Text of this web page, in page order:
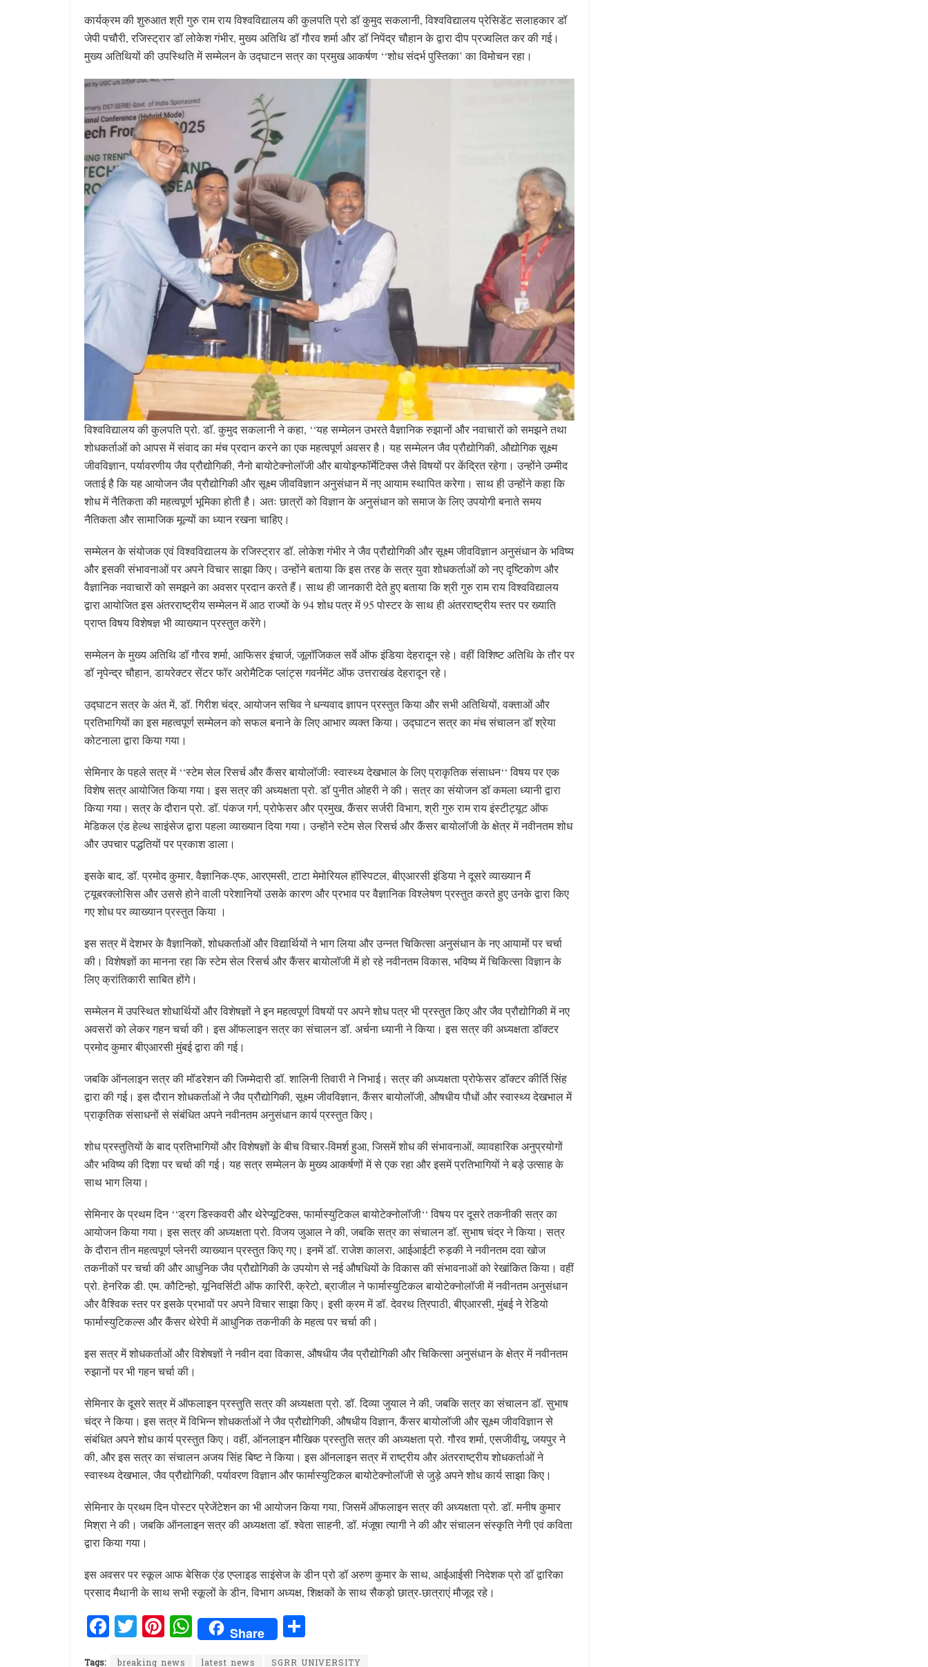
कार्यक्रम की शुरुआत श्री गुरु राम राय विश्वविद्यालय की कुलपति प्रो डॉ कुमुद सकलानी, विश्वविद्यालय प्रेसिडेंट सलाहकार डॉ
जेपी पचौरी, रजिस्ट्रार डॉ लोकेश गंभीर, मुख्य अतिथि डॉ गौरव शर्मा और डॉ निपेंद्र चौहान के द्वारा दीप प्रज्वलित कर की गई।
मुख्य अतिथियों की उपस्थिति में सम्मेलन के उद्घाटन सत्र का प्रमुख आकर्षण ‘‘शोध संदर्भ पुस्तिका’ का विमोचन रहा।
विश्वविद्यालय की कुलपति प्रो. डाॅ. कुमुद सकलानी ने कहा, ‘‘यह सम्मेलन उभरते वैज्ञानिक रुझानों और नवाचारों को समझने तथा
शोधकर्ताओं को आपस में संवाद का मंच प्रदान करने का एक महत्वपूर्ण अवसर है। यह सम्मेलन जैव प्रौद्योगिकी, औद्योगिक सूक्ष्म
जीवविज्ञान, पर्यावरणीय जैव प्रौद्योगिकी, नैनो बायोटेक्नोलॉजी और बायोइन्फॉर्मेटिक्स जैसे विषयों पर केंद्रित रहेगा। उन्होंने उम्मीद
जताई है कि यह आयोजन जैव प्रौद्योगिकी और सूक्ष्म जीवविज्ञान अनुसंधान में नए आयाम स्थापित करेगा। साथ ही उन्होंने कहा कि
शोध में नैतिकता की महत्वपूर्ण भूमिका होती है। अतः छात्रों को विज्ञान के अनुसंधान को समाज के लिए उपयोगी बनाते समय
नैतिकता और सामाजिक मूल्यों का ध्यान रखना चाहिए।
सम्मेलन के संयोजक एवं विश्वविद्यालय के रजिस्ट्रार डॉ. लोकेश गंभीर ने जैव प्रौद्योगिकी और सूक्ष्म जीवविज्ञान अनुसंधान के भविष्य
और इसकी संभावनाओं पर अपने विचार साझा किए। उन्होंने बताया कि इस तरह के सत्र युवा शोधकर्ताओं को नए दृष्टिकोण और
वैज्ञानिक नवाचारों को समझने का अवसर प्रदान करते हैं। साथ ही जानकारी देते हुए बताया कि श्री गुरु राम राय विश्वविद्यालय
द्वारा आयोजित इस अंतरराष्ट्रीय सम्मेलन में आठ राज्यों के 94 शोध पत्र में 95 पोस्टर के साथ ही अंतरराष्ट्रीय स्तर पर ख्याति
प्राप्त विषय विशेषज्ञ भी व्याख्यान प्रस्तुत करेंगे।
सम्मेलन के मुख्य अतिथि डॉ गौरव शर्मा, आफिसर इंचार्ज, जूलॉजिकल सर्वे ऑफ इंडिया देहरादून रहे। वहीं विशिष्ट अतिथि के तौर पर
डॉ नृपेन्द्र चौहान, डायरेक्टर सेंटर फॉर अरोमैटिक प्लांट्स गवर्नमेंट ऑफ उत्तराखंड देहरादून रहे।
उद्घाटन सत्र के अंत में, डॉ. गिरीश चंद्र, आयोजन सचिव ने धन्यवाद ज्ञापन प्रस्तुत किया और सभी अतिथियों, वक्ताओं और
प्रतिभागियों का इस महत्वपूर्ण सम्मेलन को सफल बनाने के लिए आभार व्यक्त किया। उद्घाटन सत्र का मंच संचालन डॉ श्रेया
कोटनाला द्वारा किया गया।
सेमिनार के पहले सत्र में ‘‘स्टेम सेल रिसर्च और कैंसर बायोलॉजीः स्वास्थ्य देखभाल के लिए प्राकृतिक संसाधन‘‘ विषय पर एक
विशेष सत्र आयोजित किया गया। इस सत्र की अध्यक्षता प्रो. डॉ पुनीत ओहरी ने की। सत्र का संयोजन डॉ कमला ध्यानी द्वारा
किया गया। सत्र के दौरान प्रो. डॉ. पंकज गर्ग, प्रोफेसर और प्रमुख, कैंसर सर्जरी विभाग, श्री गुरु राम राय इंस्टीट्यूट ऑफ
मेडिकल एंड हेल्थ साइंसेज द्वारा पहला व्याख्यान दिया गया। उन्होंने स्टेम सेल रिसर्च और कैंसर बायोलॉजी के क्षेत्र में नवीनतम शोध
और उपचार पद्धतियों पर प्रकाश डाला।
इसके बाद, डॉ. प्रमोद कुमार, वैज्ञानिक-एफ, आरएमसी, टाटा मेमोरियल हॉस्पिटल, बीएआरसी इंडिया ने दूसरे व्याख्यान मैं
ट्यूबरक्लोसिस और उससे होने वाली परेशानियों उसके कारण और प्रभाव पर वैज्ञानिक विश्लेषण प्रस्तुत करते हुए उनके द्वारा किए
गए शोध पर व्याख्यान प्रस्तुत किया ।
इस सत्र में देशभर के वैज्ञानिकों, शोधकर्ताओं और विद्यार्थियों ने भाग लिया और उन्नत चिकित्सा अनुसंधान के नए आयामों पर चर्चा
की। विशेषज्ञों का मानना रहा कि स्टेम सेल रिसर्च और कैंसर बायोलॉजी में हो रहे नवीनतम विकास, भविष्य में चिकित्सा विज्ञान के
लिए क्रांतिकारी साबित होंगे।
सम्मेलन में उपस्थित शोधार्थियों और विशेषज्ञों ने इन महत्वपूर्ण विषयों पर अपने शोध पत्र भी प्रस्तुत किए और जैव प्रौद्योगिकी में नए
अवसरों को लेकर गहन चर्चा की। इस ऑफलाइन सत्र का संचालन डॉ. अर्चना ध्यानी ने किया। इस सत्र की अध्यक्षता डॉक्टर
प्रमोद कुमार बीएआरसी मुंबई द्वारा की गई।
जबकि ऑनलाइन सत्र की मॉडरेशन की जिम्मेदारी डॉ. शालिनी तिवारी ने निभाई। सत्र की अध्यक्षता प्रोफेसर डॉक्टर कीर्ति सिंह
द्वारा की गई। इस दौरान शोधकर्ताओं ने जैव प्रौद्योगिकी, सूक्ष्म जीवविज्ञान, कैंसर बायोलॉजी, औषधीय पौधों और स्वास्थ्य देखभाल में
प्राकृतिक संसाधनों से संबंधित अपने नवीनतम अनुसंधान कार्य प्रस्तुत किए।
शोध प्रस्तुतियों के बाद प्रतिभागियों और विशेषज्ञों के बीच विचार-विमर्श हुआ, जिसमें शोध की संभावनाओं, व्यावहारिक अनुप्रयोगों
और भविष्य की दिशा पर चर्चा की गई। यह सत्र सम्मेलन के मुख्य आकर्षणों में से एक रहा और इसमें प्रतिभागियों ने बड़े उत्साह के
साथ भाग लिया।
सेमिनार के प्रथम दिन ‘‘ड्रग डिस्कवरी और थेरेप्यूटिक्स, फार्मास्युटिकल बायोटेक्नोलॉजी‘‘ विषय पर दूसरे तकनीकी सत्र का
आयोजन किया गया। इस सत्र की अध्यक्षता प्रो. विजय जुआल ने की, जबकि सत्र का संचालन डॉ. सुभाष चंद्र ने किया। सत्र
के दौरान तीन महत्वपूर्ण प्लेनरी व्याख्यान प्रस्तुत किए गए। इनमें डॉ. राजेश कालरा, आईआईटी रुड़की ने नवीनतम दवा खोज
तकनीकों पर चर्चा की और आधुनिक जैव प्रौद्योगिकी के उपयोग से नई औषधियों के विकास की संभावनाओं को रेखांकित किया। वहीं
प्रो. हेनरिक डी. एम. कौटिन्हो, यूनिवर्सिटी ऑफ कारिरी, क्रेटो, ब्राजील ने फार्मास्युटिकल बायोटेक्नोलॉजी में नवीनतम अनुसंधान
और वैश्विक स्तर पर इसके प्रभावों पर अपने विचार साझा किए। इसी क्रम में डॉ. देवरथ त्रिपाठी, बीएआरसी, मुंबई ने रेडियो
फार्मास्युटिकल्स और कैंसर थेरेपी में आधुनिक तकनीकी के महत्व पर चर्चा की।
इस सत्र में शोधकर्ताओं और विशेषज्ञों ने नवीन दवा विकास, औषधीय जैव प्रौद्योगिकी और चिकित्सा अनुसंधान के क्षेत्र में नवीनतम
रुझानों पर भी गहन चर्चा की।
सेमिनार के दूसरे सत्र में ऑफलाइन प्रस्तुति सत्र की अध्यक्षता प्रो. डॉ. दिव्या जुयाल ने की, जबकि सत्र का संचालन डॉ. सुभाष
चंद्र ने किया। इस सत्र में विभिन्न शोधकर्ताओं ने जैव प्रौद्योगिकी, औषधीय विज्ञान, कैंसर बायोलॉजी और सूक्ष्म जीवविज्ञान से
संबंधित अपने शोध कार्य प्रस्तुत किए। वहीं, ऑनलाइन मौखिक प्रस्तुति सत्र की अध्यक्षता प्रो. गौरव शर्मा, एसजीवीयू, जयपुर ने
की, और इस सत्र का संचालन अजय सिंह बिष्ट ने किया। इस ऑनलाइन सत्र में राष्ट्रीय और अंतरराष्ट्रीय शोधकर्ताओं ने
स्वास्थ्य देखभाल, जैव प्रौद्योगिकी, पर्यावरण विज्ञान और फार्मास्युटिकल बायोटेक्नोलॉजी से जुड़े अपने शोध कार्य साझा किए।
सेमिनार के प्रथम दिन पोस्टर प्रेजेंटेशन का भी आयोजन किया गया, जिसमें ऑफलाइन सत्र की अध्यक्षता प्रो. डॉ. मनीष कुमार
मिश्रा ने की। जबकि ऑनलाइन सत्र की अध्यक्षता डॉ. श्वेता साहनी, डॉ. मंजूषा त्यागी ने की और संचालन संस्कृति नेगी एवं कविता
द्वारा किया गया।
इस अवसर पर स्कूल आफ बेसिक एंड एप्लाइड साइंसेज के डीन प्रो डॉ अरुण कुमार के साथ, आईआईसी निदेशक प्रो डॉ द्वारिका
प्रसाद मैथानी के साथ सभी स्कूलों के डीन, विभाग अध्यक्ष, शिक्षकों के साथ सैकड़ो छात्र-छात्राएं मौजूद रहे।
F
a
T
w
Pi
n
W
h Share
Tags: breaking news latest news SGRR UNIVERSITY